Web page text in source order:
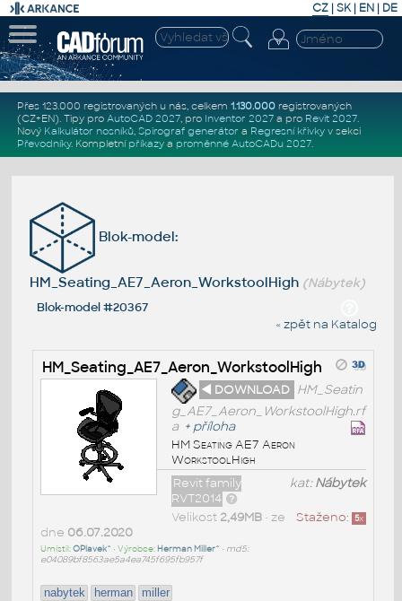
CZ | SK| EN | DE
Přes 123.000 registrovaných u nás, celkem 1.130.000registrovaných
(CZ+EN). Tipy pro AutoCAD 2027, pro Inventor 2027a pro Revit 2027.
Nový Kalkulátor nosníků, Spirograf generátor a Regresní křivkyv sekci
Převodníky. Kompletní příkazya proměnné AutoCADu 2027.
Blok-model:
HM_Seating_AE7_Aeron_WorkstoolHigh (Nábytek)
Blok-model #20367
« zpět na Katalog
HM_Seating_AE7_Aeron_WorkstoolHigh
◄ DOWNLOAD HM_Seatin
g_AE7_Aeron_WorkstoolHigh.rf
a + příloha
HM Seating AE7 Aeron
WorkstoolHigh
kat:Nábytek
Revit family
RVT2014
Staženo: 5x
Velikost 2,49MB• ze
dne 06.07.2020
Umístil:OPlavek^ • Výrobce: Herman Miller^ • md5:
e04089bf8563ae5a4ea745f695fb957f
nabytek herman miller